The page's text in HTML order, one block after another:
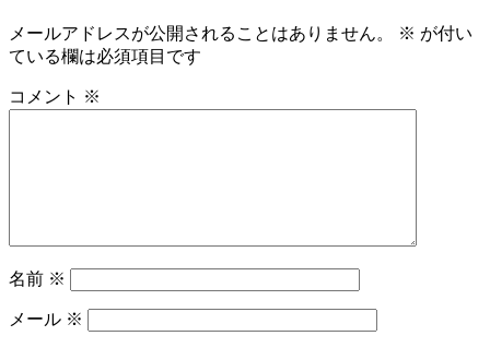
メールアドレスが公開されることはありません。 ※ が付い
ている欄は必須項目です
コメント ※
名前 ※
メール ※